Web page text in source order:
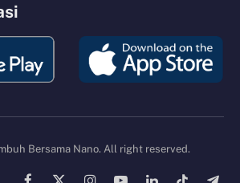
Bersama Nano. All right reserved.